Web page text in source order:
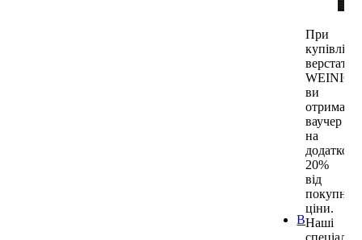
При
купівлі
верстата
WEINIG
ви
отримаєте
ваучер
на
додаткові
20%
від
покупної
ціни.
Наші